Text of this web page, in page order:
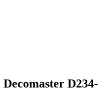
D234-